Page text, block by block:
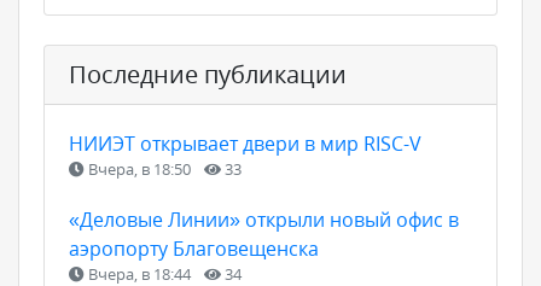
Последние публикации
НИИЭТ открывает двери в мир RISC-V
Вчера, в 18:50 33
«Деловые Линии» открыли новый офис в
аэропорту Благовещенска
Вчера, в 18:44 34